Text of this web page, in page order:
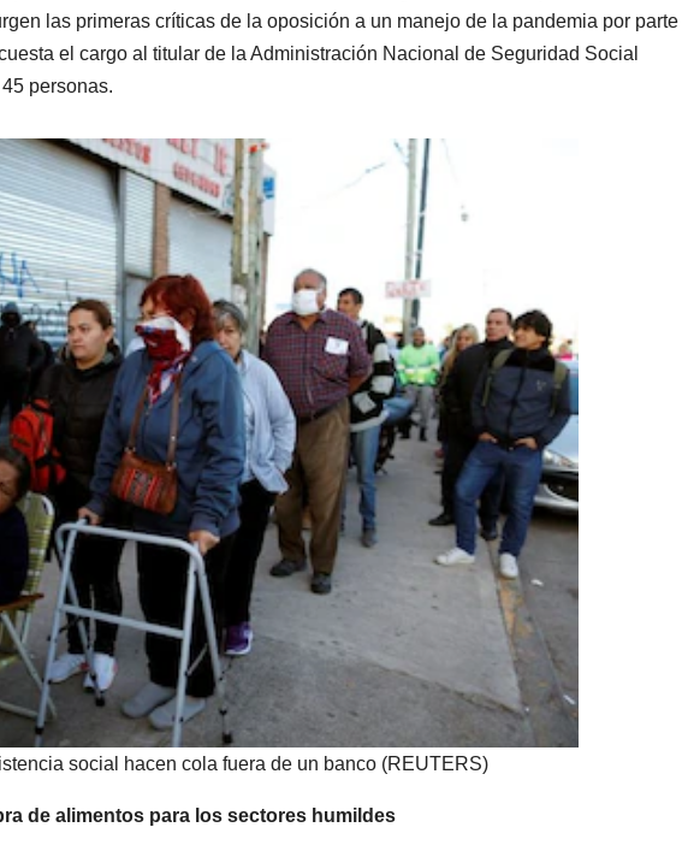
las primeras críticas de la oposición a un manejo de la pandemia por parte
el cargo al titular de la Administración Nacional de Seguridad Social
personas.
social hacen cola fuera de un banco (REUTERS)
de alimentos para los sectores humildes